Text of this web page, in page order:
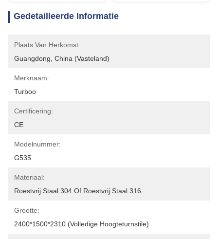
Gedetailleerde Informatie
Plaats Van Herkomst:
Guangdong, China (vasteland)
Merknaam:
Turboo
Certificering:
CE
Modelnummer:
G535
Materiaal:
Roestvrij Staal 304 Of Roestvrij Staal 316
Grootte:
2400*1500*2310 (Volledige Hoogteturnstile)